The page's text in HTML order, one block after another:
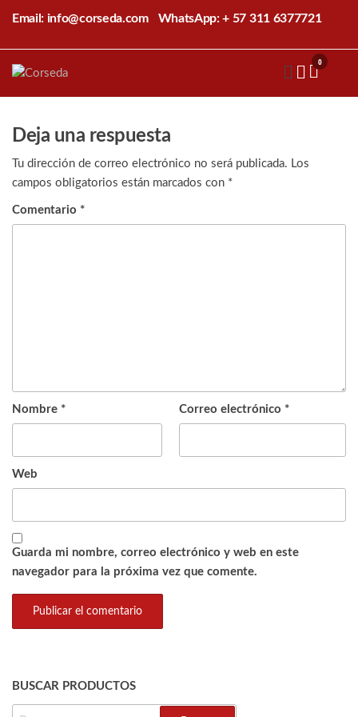
contenido
Email: info@corseda.com WhatsApp: + 57 311 6377721
sericultura
0
Deja una respuesta
Tu dirección de correo electrónico no será publicada. Los
campos obligatorios están marcados con *
Comentario *
Nombre * Correo electrónico *
Web
Guarda mi nombre, correo electrónico y web en este
navegador para la próxima vez que comente.
BUSCAR PRODUCTOS
BUSCAR: